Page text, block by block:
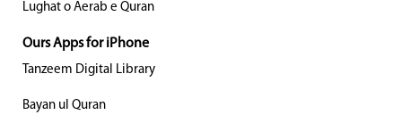
Lughat o Aerab e Quran
Ours Apps for iPhone
Tanzeem Digital Library
Bayan ul Quran